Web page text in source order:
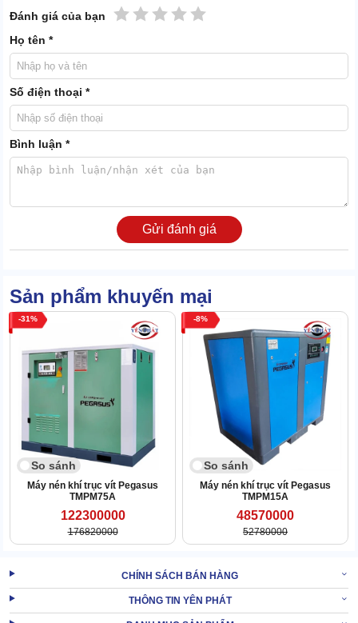
Lưu lượng lớn, sinh khí nhanh, liên tục:
Lưu lượng khí nén của máy nén SA-90A/W là 12,6 - 16,4 m3/phút.
Cao hơn rất nhiều so với nhiều dòng máy nén khí cùng công suất.
Áp suất làm việc của máy linh hoạt từ 7 - 12 bar, phù hợp với
Bên cạnh đó, máy sử dụng công nghệ trục vít răng xoắn độc
quyền của Fusheng. Giúp quá trình nén khí nhanh hơn mà không
bị sụt áp.
Điều khiển thông minh, chẩn đoán lỗi nhanh:
Màn hình hiển thị LCD giúp người dùng dễ dàng giám sát các
thông số quan trọng như: nhiệt độ dầu, áp suất, cảnh báo lỗi,...
Đánh giá của bạn 5 sao
4 sao
3 sao
2 sao
1 sao
Họ tên *
Số điện thoại *
Bình luận *
Gửi đánh giá
Sản phẩm khuyến mại
31
So sánh
Máy nén khí trục vít Pegasus
TMPM75A
122300000
176820000
8
So sánh
Máy nén khí trục vít Pegasus
TMPM15A
48570000
52780000
CHÍNH SÁCH BÁN HÀNG
THÔNG TIN YÊN PHÁT